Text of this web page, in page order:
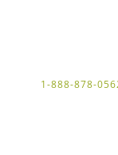
1-888-878-